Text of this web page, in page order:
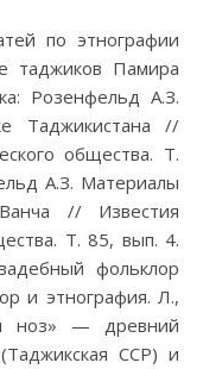
таджиков Памира
Розенфельд А.З.
Таджикистана //
общества. Т.
А.З. Материалы
// Известия
Т. 85, вып. 4.
фольклор
и этнография. Л.,
ноз» — древний
ССР) и